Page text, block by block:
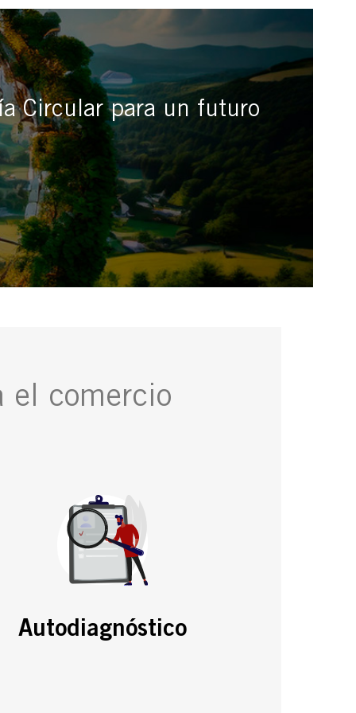
Circular para un futuro
comercio
Autodiagnóstico